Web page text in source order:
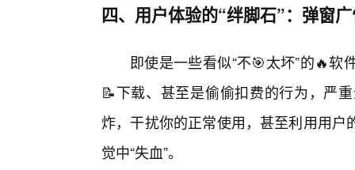
四、用户体验的“绊脚石”：弹窗
即使是一些看似“不🎯太坏”的🔥
📝下载、甚至是偷偷扣费的行为，严
炸，干扰你的正常使用，甚至利用用
觉中“失血”。